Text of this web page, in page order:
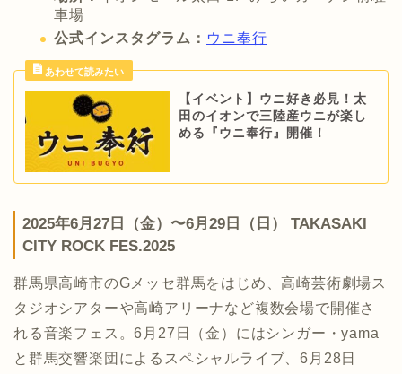
車場
公式インスタグラム： ウニ奉行
【イベント】ウニ好き必見！太
田のイオンで三陸産ウニが楽し
める『ウニ奉行』開催！
2025年6月27日（金）〜6月29日（日） TAKASAKI
CITY ROCK FES.2025
群馬県高崎市のGメッセ群馬をはじめ、高崎芸術劇場ス
タジオシアターや高崎アリーナなど複数会場で開催さ
れる音楽フェス。6月27日（金）にはシンガー・yama
と群馬交響楽団によるスペシャルライブ、6月28日